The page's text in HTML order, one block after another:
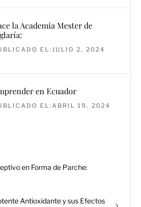
la Academia Mester de
EL:JULIO 2, 2024
en Ecuador
EL:ABRIL 19, 2024
en Forma de Parche:
Antioxidante y sus Efectos